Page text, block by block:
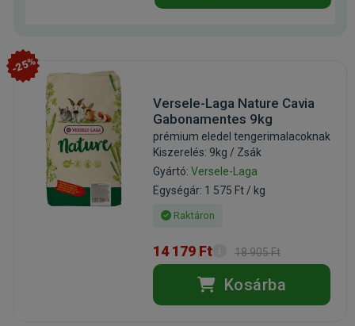
-25%
Versele-Laga Nature Cavia
Gabonamentes 9kg
prémium eledel tengerimalacoknak
Kiszerelés: 9kg / Zsák
Gyártó: Versele-Laga
Egységár: 1 575 Ft / kg
Raktáron
14 179 Ft 18 905 Ft
Kosárba